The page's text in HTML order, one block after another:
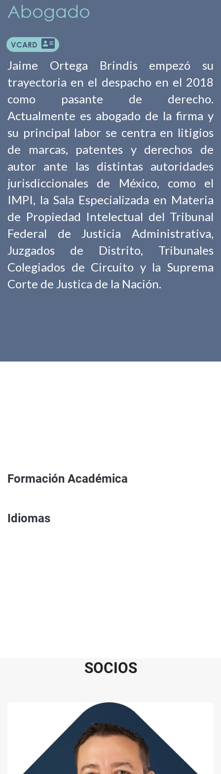
Abogado
VCARD
Jaime Ortega Brindis empezó su
trayectoria en el despacho en el 2018
como pasante de derecho.
Actualmente es abogado de la firma y
su principal labor se centra en litigios
de marcas, patentes y derechos de
autor ante las distintas autoridades
jurisdiccionales de México, como el
IMPI, la Sala Especializada en Materia
de Propiedad Intelectual del Tribunal
Federal de Justicia Administrativa,
Juzgados de Distrito, Tribunales
Colegiados de Circuito y la Suprema
Corte de Justica de la Nación.
Formación Académica
Idiomas
SOCIOS